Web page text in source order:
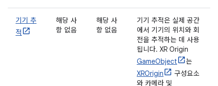
기기 추
적
해당 사
항 없음
해당 사
항 없음
기기 추적은 실제 공간
에서 기기의 위치와 회
전을 추적하는 데 사용
됩니다. XR Origin
GameObject
는
XROrigin
구성요소
와 카메라 및